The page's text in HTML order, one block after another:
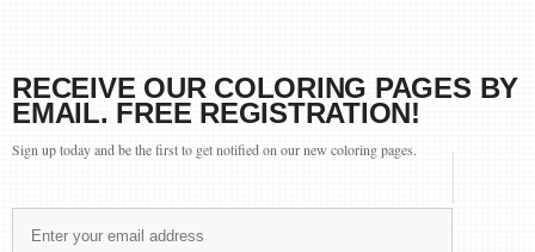
RECEIVE OUR COLORING PAGES BY
EMAIL. FREE REGISTRATION!
Sign up today and be the first to get notified on our new coloring pages.